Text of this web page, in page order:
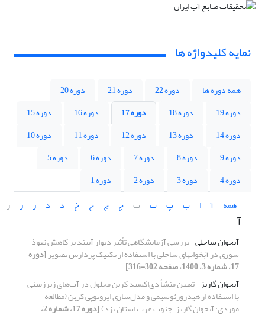
نمایه کلیدواژه ها
همه دوره ها دوره 22 دوره 21
دوره 20
دوره 19
دوره 18 دوره 17 دوره 16
دوره 15
دوره 14
دوره 13 دوره 12 دوره 11
دوره 10
دوره 9
دوره 8 دوره 7 دوره 6
دوره 5
دوره 4
دوره 3 دوره 2
دوره 1
همه
آ ا ب پ ت ث ج چ ح خ د ذ ر ز ژ
آ
آبخوان ساحلی بررسی آزمایشگاهی تأثیر دیوار آب‏‏بند بر کاهش نفوذ
شوری در آبخوان‏های ساحلی با استفاده از تکنیک پردازش تصویر[دوره
17، شماره 3، 1400، صفحه 302-316]
آبخوان گاریز تعیین منشأ دی‌اکسید کربن محلول در آب‌های زیرزمینی
با استفاده از هیدروژئوشیمی و مدل‌سازی ایزوتوپی کربن (مطالعه
موردی: آبخوان گاریز، جنوب غرب استان یزد) [دوره 17، شماره 2،